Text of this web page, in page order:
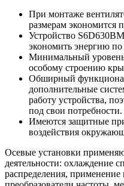
При монтаже
размерам экономится
Устройство
экономить энергию
Минимальный уровень
особому строению
Обширный
дополнительные
работу устройства,
под свои потребности.
Имеются защитные
воздействия
Осевые установки
деятельности: охлаждение
распределения,